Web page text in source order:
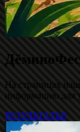
На страницах
информацию для
РЕЗУЛЬТАТЫ!